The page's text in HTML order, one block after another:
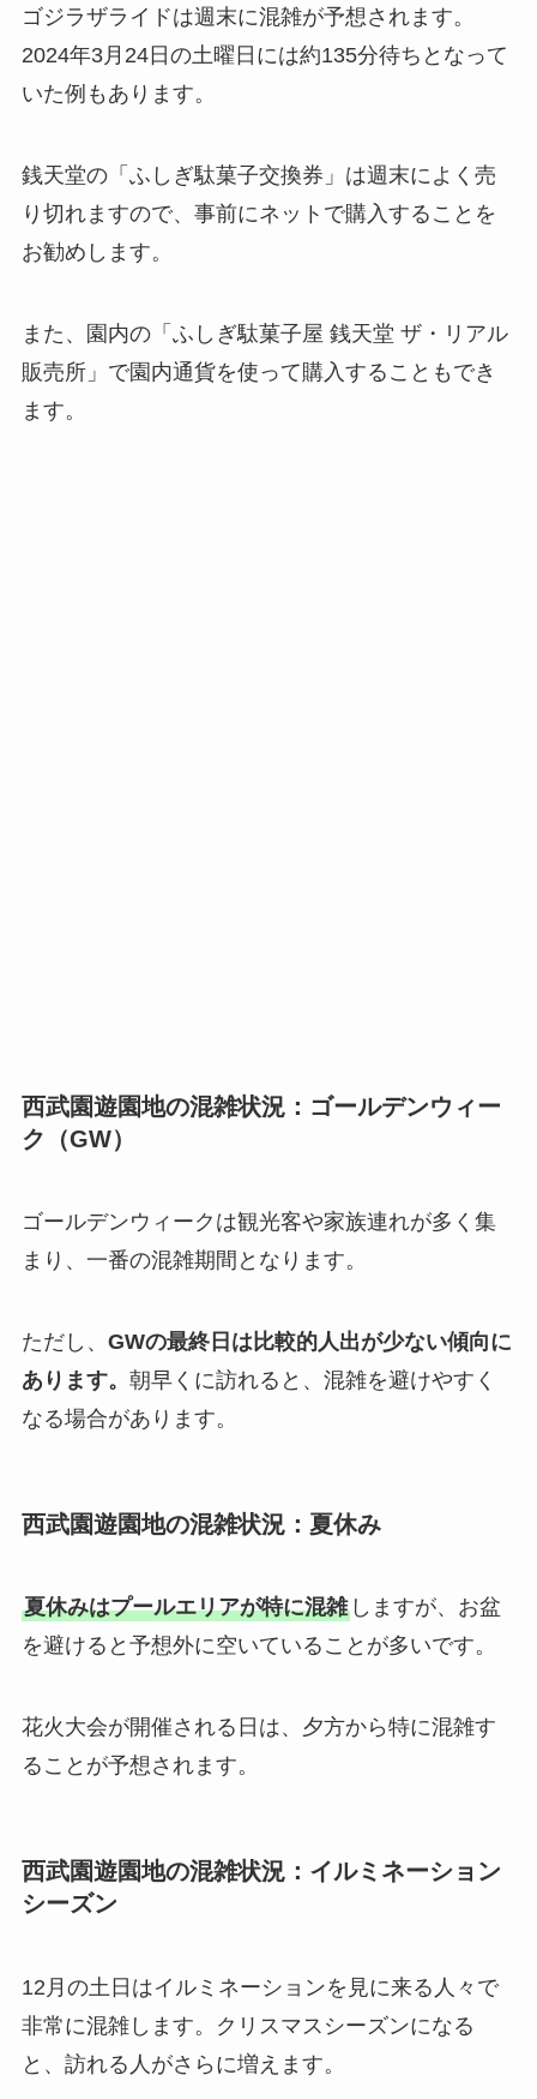
ゴジラザライドは週末に混雑が予想されます。
2024年3月24日の土曜日には約135分待ちとなって
いた例もあります。
銭天堂の「ふしぎ駄菓子交換券」は週末によく売
り切れますので、事前にネットで購入することを
お勧めします。
また、園内の「ふしぎ駄菓子屋 銭天堂 ザ・リアル
販売所」で園内通貨を使って購入することもでき
ます。
西武園遊園地の混雑状況：ゴールデンウィー
ク（GW）
ゴールデンウィークは観光客や家族連れが多く集
まり、一番の混雑期間となります。
ただし、 GWの最終日は比較的人出が少ない傾向に
あります。 朝早くに訪れると、混雑を避けやすく
なる場合があります。
西武園遊園地の混雑状況：夏休み
夏休みはプールエリアが特に混雑しますが、お盆
を避けると予想外に空いていることが多いです。
花火大会が開催される日は、夕方から特に混雑す
ることが予想されます。
西武園遊園地の混雑状況：イルミネーション
シーズン
12月の土日はイルミネーションを見に来る人々で
非常に混雑します。クリスマスシーズンになる
と、訪れる人がさらに増えます。